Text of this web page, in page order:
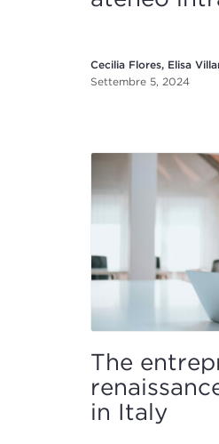
Cecilia Flores, Elisa
Settembre 5, 2024
The
in Italy